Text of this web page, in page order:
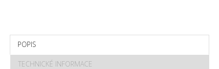
POPIS
TECHNICKÉ INFORMACE